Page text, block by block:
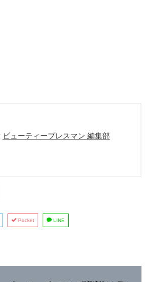
ビューティープレスマン 編集部
Pocket LINE